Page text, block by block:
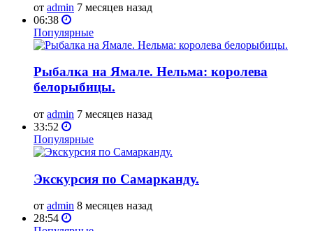
от admin 7 месяцев назад
06:38
Популярные
Рыбалка на Ямале. Нельма: королева
белорыбицы.
от admin 7 месяцев назад
33:52
Популярные
Экскурсия по Самарканду.
от admin 8 месяцев назад
28:54